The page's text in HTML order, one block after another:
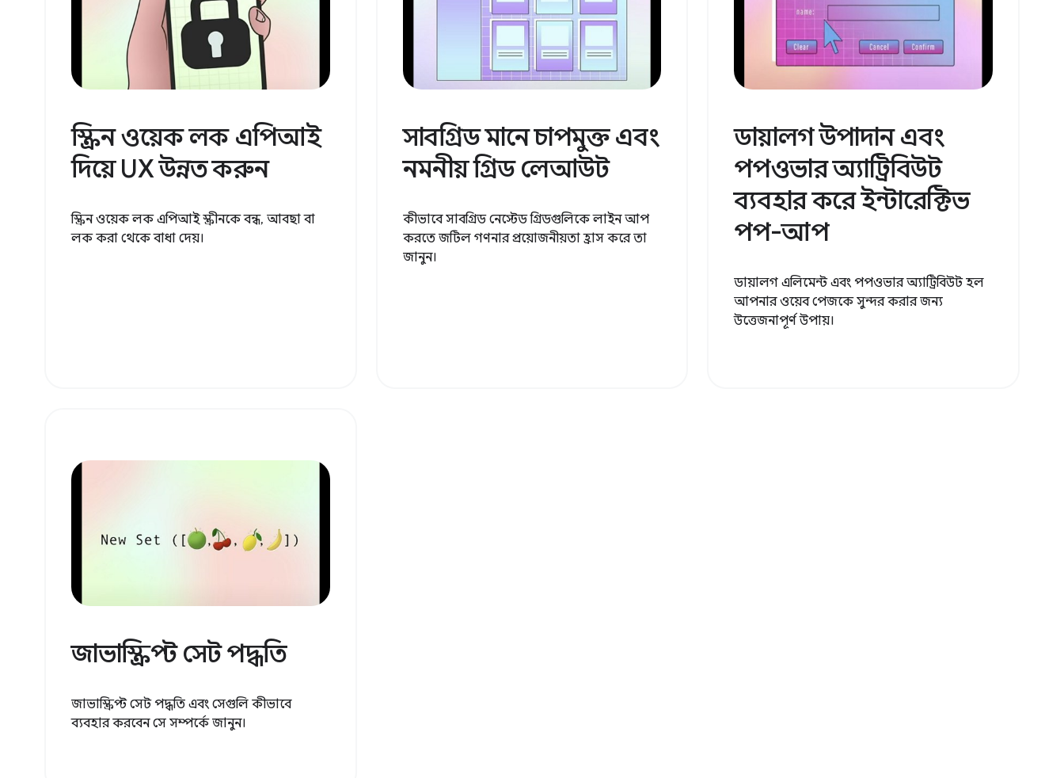
স্ক্রিন ওয়েক লক এপিআই
দিয়ে UX উন্নত করুন
স্ক্রিন ওয়েক লক এপিআই স্ক্রীনকে বন্ধ, আবছা বা
লক করা থেকে বাধা দেয়।
সাবগ্রিড মানে চাপমুক্ত এবং
নমনীয় গ্রিড লেআউট
কীভাবে সাবগ্রিড নেস্টেড গ্রিডগুলিকে লাইন আপ
করতে জটিল গণনার প্রয়োজনীয়তা হ্রাস করে তা
জানুন।
ডায়ালগ উপাদান এবং
পপওভার অ্যাট্রিবিউট
ব্যবহার করে ইন্টারেক্টিভ
পপ-আপ
ডায়ালগ এলিমেন্ট এবং পপওভার অ্যাট্রিবিউট হল
আপনার ওয়েব পেজকে সুন্দর করার জন্য
উত্তেজনাপূর্ণ উপায়।
জাভাস্ক্রিপ্ট সেট পদ্ধতি
জাভাস্ক্রিপ্ট সেট পদ্ধতি এবং সেগুলি কীভাবে
ব্যবহার করবেন সে সম্পর্কে জানুন।